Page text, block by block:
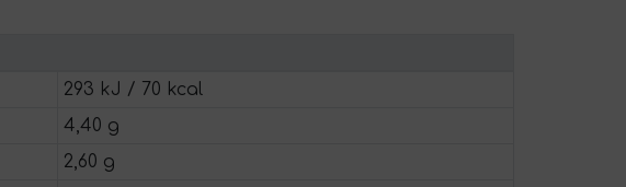
293 kJ / 70 kcal
4,40 g
2,60 g